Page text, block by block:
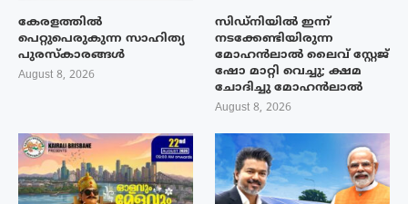
കേരളത്തിൽ
പെറ്റുപെരുകുന്ന സാഹിത്യ
പുരസ്‌കാരങ്ങൾ
August 8, 2026
സിഡ്നിയിൽ ഇന്ന്
നടക്കേണ്ടിയിരുന്ന
മോഹൻലാൽ ലൈവ് സ്റ്റേജ്
ഷോ മാറ്റി വെച്ചു; ക്ഷമ
ചോദിച്ചു മോഹൻലാൽ
August 8, 2026